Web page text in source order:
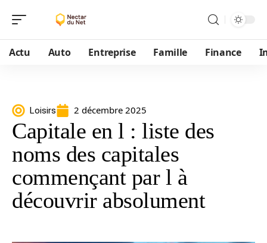
Actu Auto Entreprise Famille Finance
Loisirs 2 décembre 2025
Capitale en l : liste des
noms des capitales
commençant par l à
découvrir absolument